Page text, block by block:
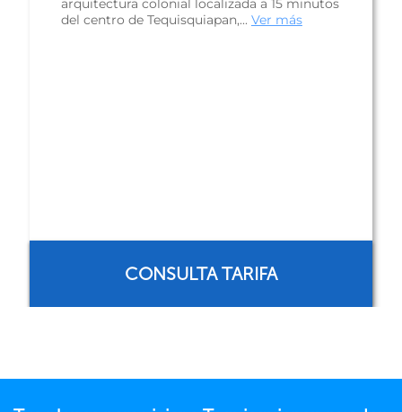
Hotel La Plaza de Tequisquiapan, es una bonita
propiedad de arquitectura colonial con una
CONSULTA TARIFA